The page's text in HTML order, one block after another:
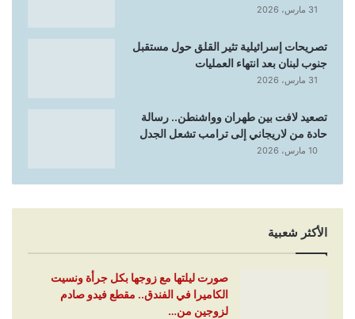
31 مارس، 2026
تصريحات إسرائيلية تثير القلق حول مستقبل
جنوب لبنان بعد انتهاء العمليات
31 مارس، 2026
تصعيد لافت بين طهران وواشنطن.. رسالة
حادة من لاريجاني إلى ترامب تشعل الجدل
10 مارس، 2026
الأكثر شعبية
صورت ليلتها مع زوجها بكل جرأة ونسيت
الكاميرا في الفندق.. مقطع فيدو صادم
لزوجين من…